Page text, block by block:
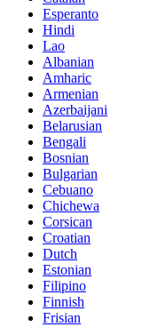
Esperanto
Hindi
Lao
Albanian
Amharic
Armenian
Azerbaijani
Belarusian
Bengali
Bosnian
Bulgarian
Cebuano
Chichewa
Corsican
Croatian
Dutch
Estonian
Filipino
Finnish
Frisian